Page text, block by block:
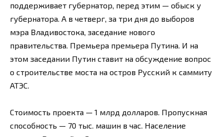
поддерживает губернатор, перед этим — обыск у
губернатора. А в четверг, за три дня до выборов
мэра Владивостока, заседание нового
правительства. Премьера премьера Путина. И на
этом заседании Путин ставит на обсуждение вопрос
о строительстве моста на остров Русский к саммиту
АТЭС.
Стоимость проекта — 1 млрд долларов. Пропускная
способность — 70 тыс. машин в час. Население